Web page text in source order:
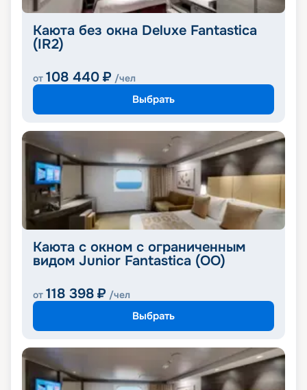
Каюта без окна Deluxe Fantastica
(IR2)
от 108 440 ₽ /чел
Выбрать
Каюта с окном с ограниченным
видом Junior Fantastica (OO)
от 118 398 ₽ /чел
Выбрать